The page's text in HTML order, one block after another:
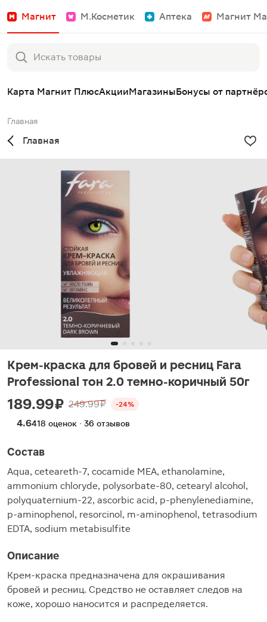
Магнит М.Косметик Аптека Магнит
Карта Магнит ПлюсАкцииМагазиныБонусы от
Главная
Главная
Крем-краска для бровей и ресниц Fara
Professional тон 2.0 темно-коричный 50г
189.99 ₽ 249.99 ₽ -24%
4.6418 оценок · 36 отзывов
Состав
Aqua, ceteareth-7, cocamide MEA, ethanolamine,
ammonium chloryde, polysorbate-80, cetearyl alcohol,
polyquaternium-22, ascorbic acid, p-phenylenediamine,
p-aminophenol, resorcinol, m-aminophenol, tetrasodium
EDTA, sodium metabisulfite
Описание
Крем-краска предназначена для окрашивания
бровей и ресниц. Средство не оставляет следов на
коже, хорошо наносится и распределяется.